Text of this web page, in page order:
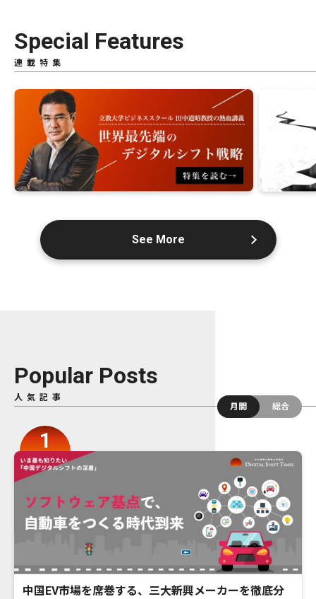
Special Features
連載特集
See More
Popular Posts
人気記事
月間
総合
中国EV市場を席巻する、三大新興メーカーを徹底分